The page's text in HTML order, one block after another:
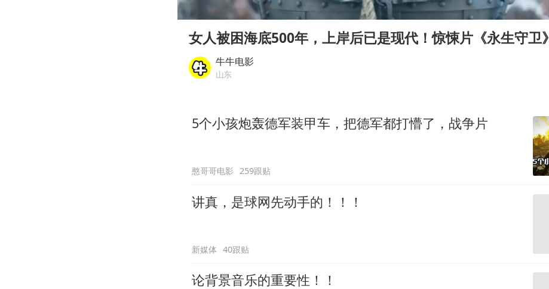
杭州全市有序停课
商场现钱学森巨幅海报 负责人回应
乐享全民健身 共筑健康中国
女人被困海底500年，上岸后已是现代！惊悚片《永生守卫》
牛牛电影
山东
5个小孩炮轰德军装甲车，把德军都打懵了，战争片
憨哥哥电影 259跟贴
讲真，是球网先动手的！！！
新媒体 40跟贴
论背景音乐的重要性！！